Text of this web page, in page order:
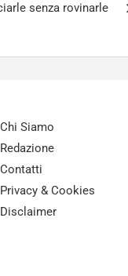
senza rovinarle
Chi Siamo
Redazione
Contatti
Privacy & Cookies
Disclaimer